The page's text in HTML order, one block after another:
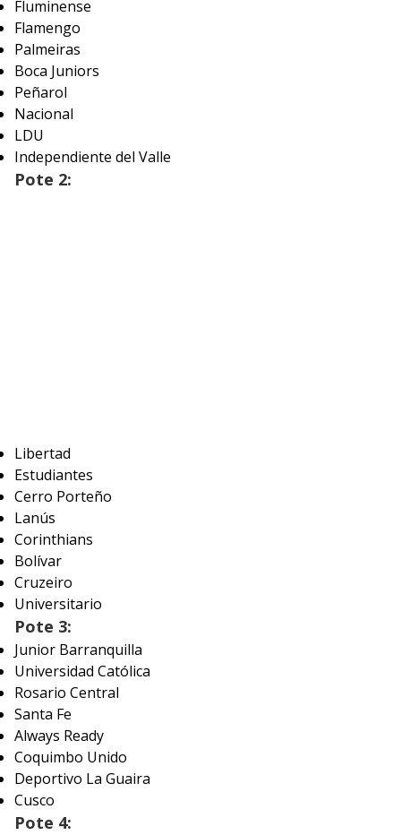
Fluminense
Flamengo
Palmeiras
Boca Juniors
Peñarol
Nacional
LDU
Independiente del Valle
Pote 2:
Libertad
Estudiantes
Cerro Porteño
Lanús
Corinthians
Bolívar
Cruzeiro
Universitario
Pote 3:
Junior Barranquilla
Universidad Católica
Rosario Central
Santa Fe
Always Ready
Coquimbo Unido
Deportivo La Guaira
Cusco
Pote 4: